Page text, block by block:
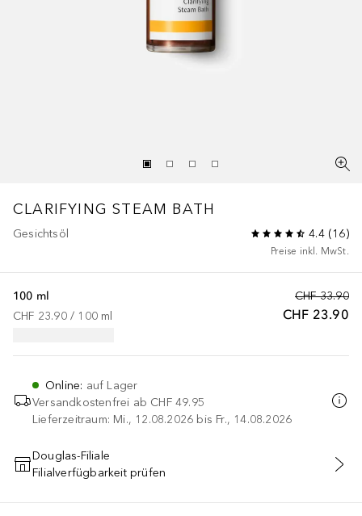
CLARIFYING STEAM BATH
Gesichtsöl 4.4(16)
Preise inkl. MwSt.
CHF 33.90
CHF 23.90
100 ml
CHF 23.90 / 100 ml
Online: auf Lager
Versandkostenfrei ab CHF 49.95
Lieferzeitraum: Mi., 12.08.2026 bis Fr., 14.08.2026
IN DEN WARENKORB
Douglas-Filiale
Filialverfügbarkeit prüfen